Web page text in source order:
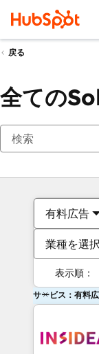
戻る
全ての
有料広告
業種を選択
表示順：
サービス：有料